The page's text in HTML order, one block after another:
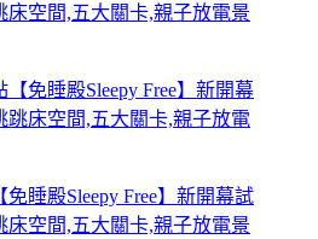
床空間,五大關卡,親子放電景
睡殿Sleepy Free】新開幕試
床空間,五大關卡,親子放電景